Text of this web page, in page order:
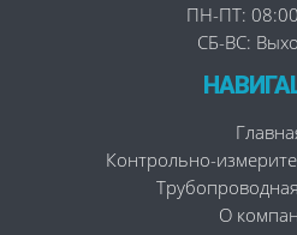
ПН-ПТ:
СБ-ВС:
Контрольно-
О